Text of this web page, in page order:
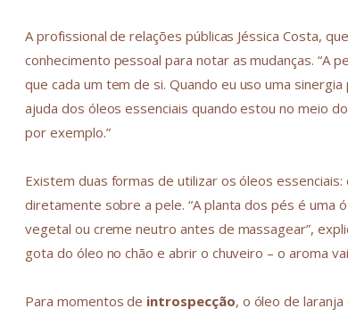
A profissional de relações públicas Jéssica Costa,
conhecimento pessoal para notar as mudanças. “A
que cada um tem de si. Quando eu uso uma
ajuda dos óleos essenciais quando estou no meio
por exemplo.”
Existem duas formas de utilizar os óleos essenciais:
diretamente sobre a pele. “A planta dos pés é
vegetal ou creme neutro antes de massagear”,
gota do óleo no chão e abrir o chuveiro – o aroma
Para momentos de introspecção, o óleo de laranja